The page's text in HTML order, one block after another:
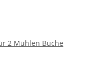
2 Mühlen Buche